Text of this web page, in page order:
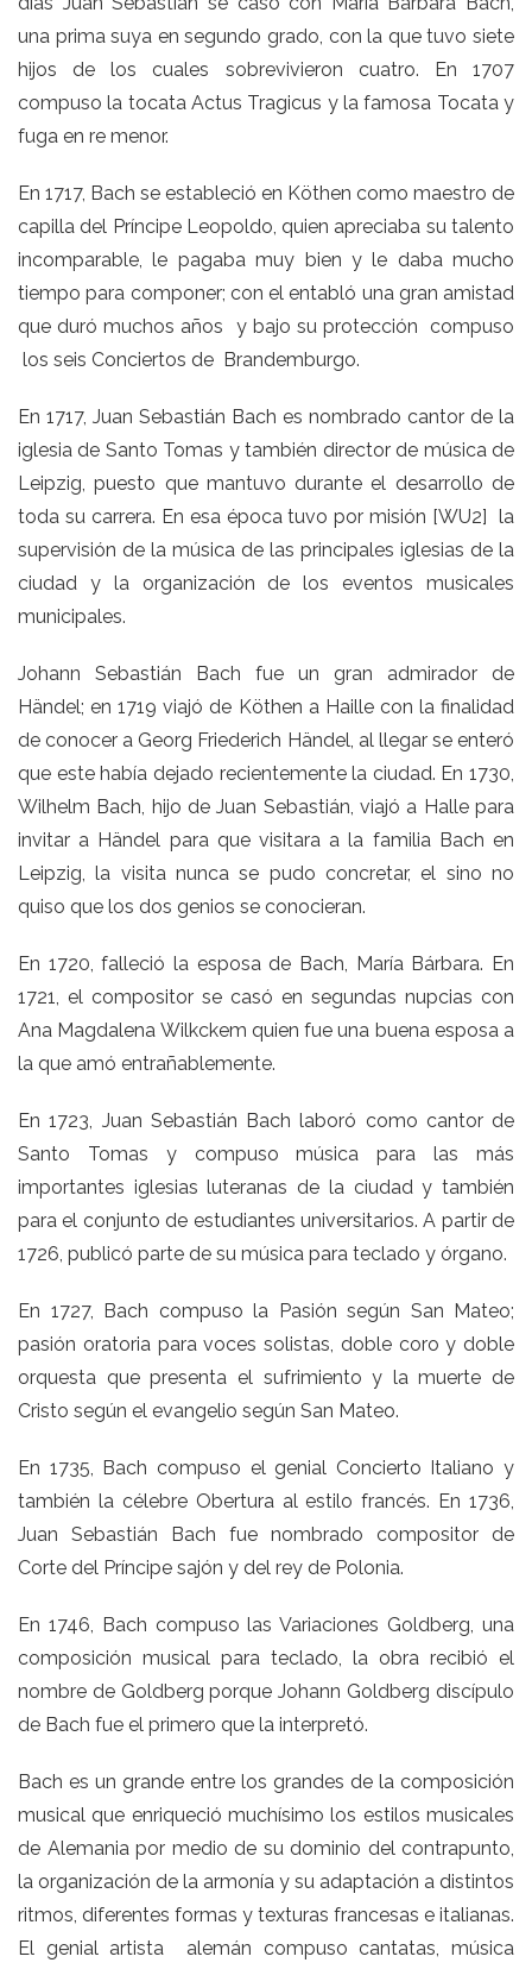
una prima suya en segundo grado, con la que tuvo siete
hijos de los cuales sobrevivieron cuatro. En 1707
compuso la tocata Actus Tragicus y la famosa Tocata y
fuga en re menor.
En 1717, Bach se estableció en Köthen como maestro de
capilla del Príncipe Leopoldo, quien apreciaba su talento
incomparable, le pagaba muy bien y le daba mucho
tiempo para componer; con el entabló una gran amistad
que duró muchos años y bajo su protección compuso
los seis Conciertos de Brandemburgo.
En 1717, Juan Sebastián Bach es nombrado cantor de la
iglesia de Santo Tomas y también director de música de
Leipzig, puesto que mantuvo durante el desarrollo de
toda su carrera. En esa época tuvo pormisión [WU2] la
supervisión de la música de las principales iglesias de la
ciudad y la organización de los eventos musicales
municipales.
Johann Sebastián Bach fue un gran admirador de
Händel; en 1719 viajó de Köthen a Haille con la finalidad
de conocer a Georg Friederich Händel, al llegar se enteró
que este había dejado recientemente la ciudad. En 1730,
Wilhelm Bach, hijo de Juan Sebastián, viajó a Halle para
invitar a Händel para que visitara a la familia Bach en
Leipzig, la visita nunca se pudo concretar, el sino no
quiso que los dos genios se conocieran.
En 1720, falleció la esposa de Bach, María Bárbara. En
1721, el compositor se casó en segundas nupcias con
Ana Magdalena Wilkckem quien fue una buena esposa a
la que amó entrañablemente.
En 1723, Juan Sebastián Bach laboró como cantor de
Santo Tomas y compuso música para las más
importantes iglesias luteranas de la ciudad y también
para el conjunto de estudiantes universitarios. A partir de
1726, publicó parte de su música para teclado y órgano.
En 1727, Bach compuso la Pasión según San Mateo;
pasión oratoria para voces solistas, doble coro y doble
orquesta que presenta el sufrimiento y la muerte de
Cristo según el evangelio según San Mateo.
En 1735, Bach compuso el genial Concierto Italiano y
también la célebre Obertura al estilo francés. En 1736,
Juan Sebastián Bach fue nombrado compositor de
Corte del Príncipe sajón y del rey de Polonia.
En 1746, Bach compuso las Variaciones Goldberg, una
composición musical para teclado, la obra recibió el
nombre de Goldberg porque Johann Goldberg discípulo
de Bach fue el primero que la interpretó.
Bach es un grande entre los grandes de la composición
musical que enriqueció muchísimo los estilos musicales
de Alemania por medio de su dominio del contrapunto,
la organización de la armonía y su adaptación a distintos
ritmos, diferentes formas y texturas francesas e italianas.
El genial artista alemán compuso cantatas, música